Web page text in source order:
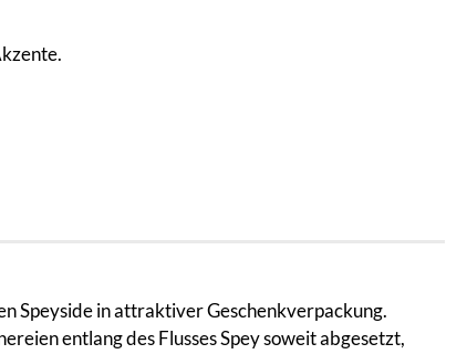
Speyside in attraktiver Geschenkverpackung.
entlang des Flusses Spey soweit abgesetzt,